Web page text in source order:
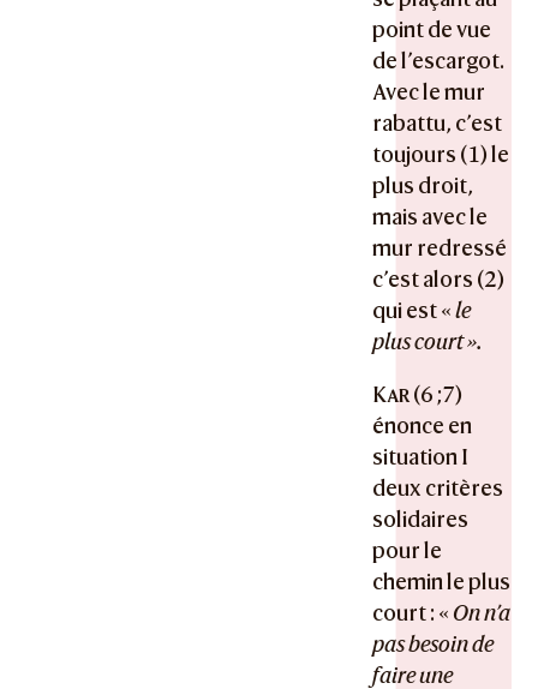
point de vue
de l’escargot.
Avec le mur
rabattu, c’est
toujours (1) le
plus droit,
mais avec le
mur redressé
c’est alors (2)
qui est «le
plus court ».
Kar(6 ;7)
énonce en
situation I
deux critères
solidaires
pour le
chemin le plus
court : « On n’a
pas besoin de
faire une